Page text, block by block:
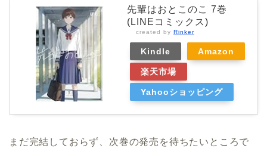
先輩はおとこのこ 7巻
(LINEコミックス)
created by Rinker
Kindle Amazon
楽天市場
Yahooショッピング
まだ完結しておらず、次巻の発売を待ちたいところで